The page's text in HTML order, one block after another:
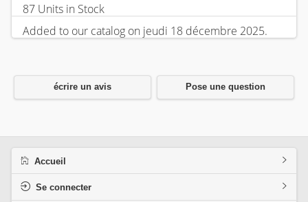
87 Units in Stock
Added to our catalog on jeudi 18 décembre 2025.
écrire un avis Pose une question
Accueil
Se connecter